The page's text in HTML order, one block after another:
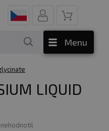
Menu
LIQUID